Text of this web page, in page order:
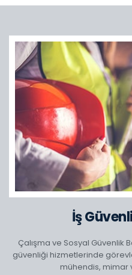
İş
Çalışma ve Sosyal Güvenlik
güvenliği hizmetlerinde
mühendis, mimar